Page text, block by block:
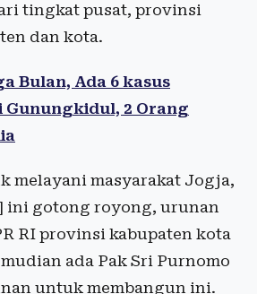
tingkat pusat, provinsi
dan kota.
Bulan, Ada 6 kasus
Gunungkidul, 2 Orang
melayani masyarakat Jogja,
ini gotong royong, urunan
RI provinsi kabupaten kota
ada Pak Sri Purnomo
untuk membangun ini.